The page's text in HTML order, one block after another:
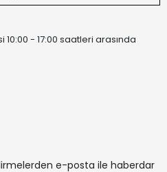
- 17:00 saatleri arasında
e-posta ile haberdar